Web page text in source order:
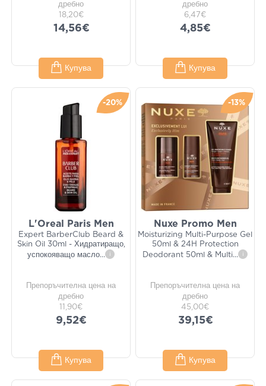
дребно
18,20€
14,56€
Купува
дребно
6,47€
4,85€
Купува
-20%
L'Oreal Paris Men
Expert BarberClub Beard &
Skin Oil 30ml - Хидратиращо,
успокояващо масло... i
Препоръчителна цена на
дребно
11,90€
9,52€
Купува
-13%
Nuxe Promo Men
Moisturizing Multi-Purpose Gel
50ml & 24H Protection
Deodorant 50ml & Multi... i
Препоръчителна цена на
дребно
45,00€
39,15€
Купува